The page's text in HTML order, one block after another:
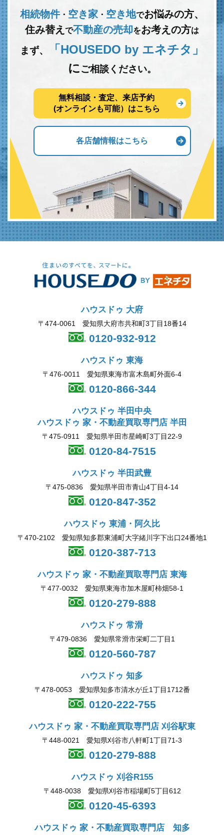
相続物件･ 空き家 ･ 空き地でお悩みの方、
住み替え で不動産の売却をお考えの方は
まず、
「HOUSEDO by エネチタ」
にご相談ください。
無料相談・査定、来店予約
(オンラインも可能）はこちら
各店舗情報はこちら
ハウスドゥ 大府
〒474-0061 愛知県大府市共和町3丁目18番14
0120-932-912
ハウスドゥ 東海
〒476-0011 愛知県東海市富木島町外面6-4
0120-866-344
ハウスドゥ 半田中央
ハウスドゥ 家・不動産買取専門店 半田
〒475-0911 愛知県半田市星崎町3丁目22-9
0120-84-7515
ハウスドゥ 半田武豊
〒475-0836 愛知県半田市青山4丁目4-14
0120-847-352
ハウスドゥ 東浦・阿久比
〒470-2102 愛知県知多郡東浦町大字緒川字下出口24番地1
0120-387-713
ハウスドゥ 家・不動産買取専門店 東海
〒477-0032 愛知県東海市加木屋町柿畑58-1
0120-279-888
ハウスドゥ 常滑
〒479-0836 愛知県常滑市栄町二丁目1
0120-560-787
ハウスドゥ 知多
〒478-0053 愛知県知多市清水が丘1丁目1712番
0120-222-755
ハウスドゥ 家・不動産買取専門店 刈谷駅東
〒448-0021 愛知県刈谷市八軒町1丁目71-3
0120-279-888
ハウスドゥ 刈谷R155
〒448-0038 愛知県刈谷市稲場町5丁目612
0120-45-6393
ハウスドゥ 家・不動産買取専門店 知多